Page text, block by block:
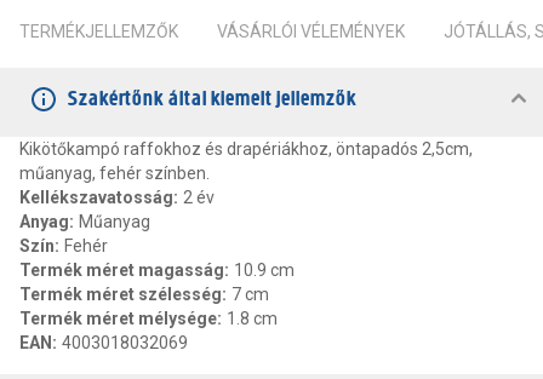
TERMÉKJELLEMZŐK VÁSÁRLÓI VÉLEMÉNYEK JÓTÁLLÁS,
Szakértőnk által kiemelt jellemzők
Kikötőkampó raffokhoz és drapériákhoz, öntapadós 2,5cm,
műanyag, fehér színben.
Kellékszavatosság: 2 év
Anyag: Műanyag
Szín: Fehér
Termék méret magasság: 10.9 cm
Termék méret szélesség: 7 cm
Termék méret mélysége: 1.8 cm
EAN : 4003018032069